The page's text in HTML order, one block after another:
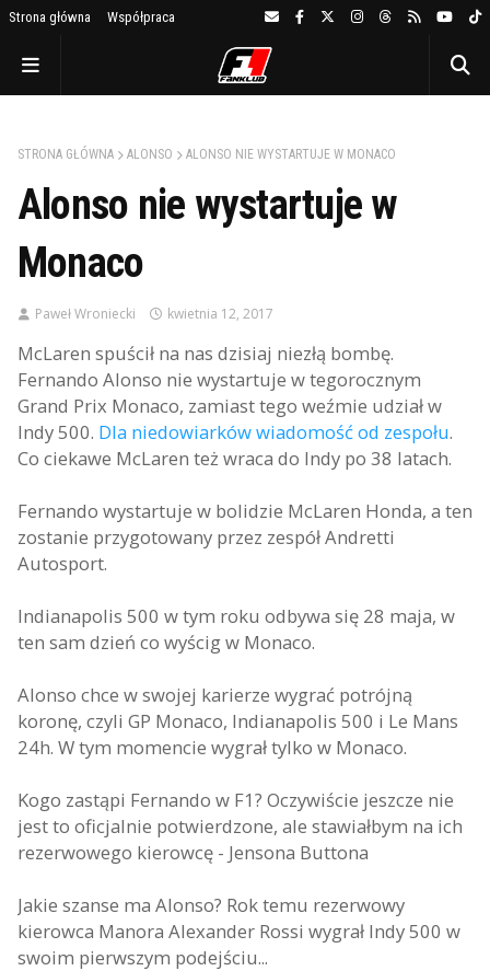
Strona główna Współpraca
STRONA GŁÓWNA ALONSO ALONSO NIE WYSTARTUJE W MONACO
Alonso nie wystartuje w
Monaco
Paweł Wroniecki kwietnia 12, 2017
McLaren spuścił na nas dzisiaj niezłą bombę.
Fernando Alonso nie wystartuje w tegorocznym
Grand Prix Monaco, zamiast tego weźmie udział w
Indy 500. Dla niedowiarków wiadomość od zespołu.
Co ciekawe McLaren też wraca do Indy po 38 latach.
Fernando wystartuje w bolidzie McLaren Honda, a ten
zostanie przygotowany przez zespół Andretti
Autosport.
Indianapolis 500 w tym roku odbywa się 28 maja, w
ten sam dzień co wyścig w Monaco.
Alonso chce w swojej karierze wygrać potrójną
koronę, czyli GP Monaco, Indianapolis 500 i Le Mans
24h. W tym momencie wygrał tylko w Monaco.
Kogo zastąpi Fernando w F1? Oczywiście jeszcze nie
jest to oficjalnie potwierdzone, ale stawiałbym na ich
rezerwowego kierowcę - Jensona Buttona
Jakie szanse ma Alonso? Rok temu rezerwowy
kierowca Manora Alexander Rossi wygrał Indy 500 w
swoim pierwszym podejściu...